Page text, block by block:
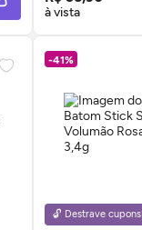
ADICIONAR À SACOLA
à vista
-41%
🔓 Destrave cupons